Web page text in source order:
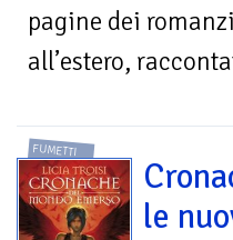
pagine dei
all’estero,
FUMETTI
le